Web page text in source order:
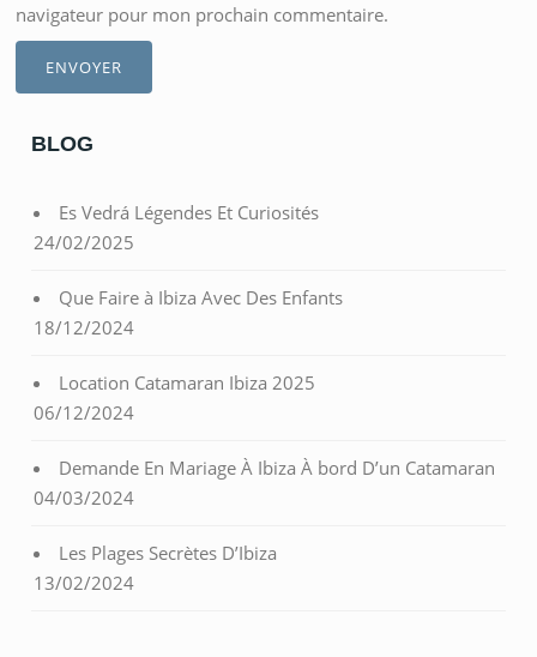
navigateur pour mon prochain commentaire.
BLOG
Es Vedrá Légendes Et Curiosités
24/02/2025
Que Faire à Ibiza Avec Des Enfants
18/12/2024
Location Catamaran Ibiza 2025
06/12/2024
Demande En Mariage À Ibiza À bord D’un Catamaran
04/03/2024
Les Plages Secrètes D’Ibiza
13/02/2024